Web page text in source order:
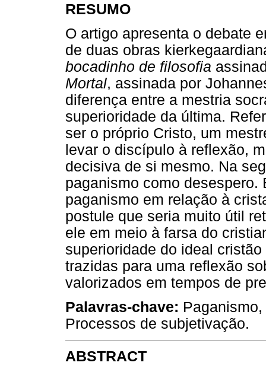
RESUMO
O artigo apresenta o debate
de duas obras
bocadinho de filosofia
Mortal, assinada por
diferença entre a mestria
superioridade da última.
ser o próprio Cristo, um
levar o discípulo à reflexão,
decisiva de si mesmo. Na
paganismo como desespero.
paganismo em relação à
postule que seria muito útil
ele em meio à farsa do
superioridade do ideal
trazidas para uma reflexão
valorizados em tempos de
Palavras-chave:
Processos de subjetivação.
ABSTRACT